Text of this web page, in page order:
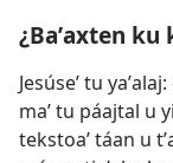
¿Baʼaxten ku
Jesúseʼ tu
maʼ tu páajtal u
tekstoaʼ táan u